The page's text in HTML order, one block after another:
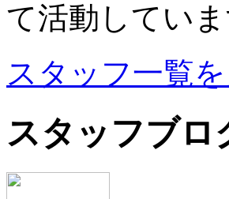
て活動していま
スタッフ一覧
スタッフブロ